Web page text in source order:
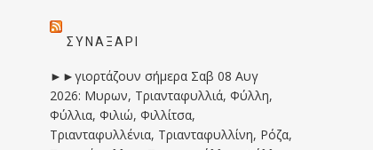
ΣΥΝΑΞΆΡΙ
►►γιορτάζουν σήμερα Σαβ 08 Αυγ
2026: Μυρων, Τριανταφυλλιά, Φύλλη,
Φύλλια, Φιλιώ, Φιλλίτσα,
Τριανταφυλλένια, Τριανταφυλλίνη, Ρόζα,